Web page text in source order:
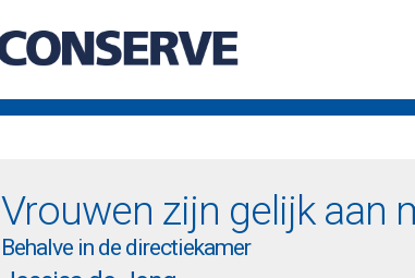
Vrouwen zijn gelijk aan
Behalve in de directiekamer